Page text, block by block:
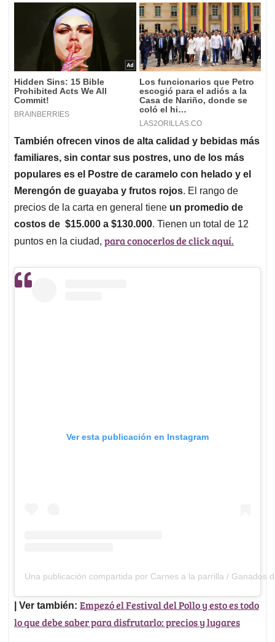
También ofrecen vinos de alta calidad y bebidas más
familiares, sin contar sus postres, uno de los más
populares es el Postre de caramelo con helado y el
Merengón de guayaba y frutos rojos. El rango de
precios de la carta en general tiene un promedio de
costos de $15.000 a $130.000. Tienen un total de 12
puntos en la ciudad, para conocerlos de click aquí.
Ver esta publicación en Instagram
Una publicación compartida por Carnes a la parrilla / Ganados
| Ver también: Empezó el Festival del Pollo y esto es todo
lo que debe saber para disfrutarlo: precios y lugares